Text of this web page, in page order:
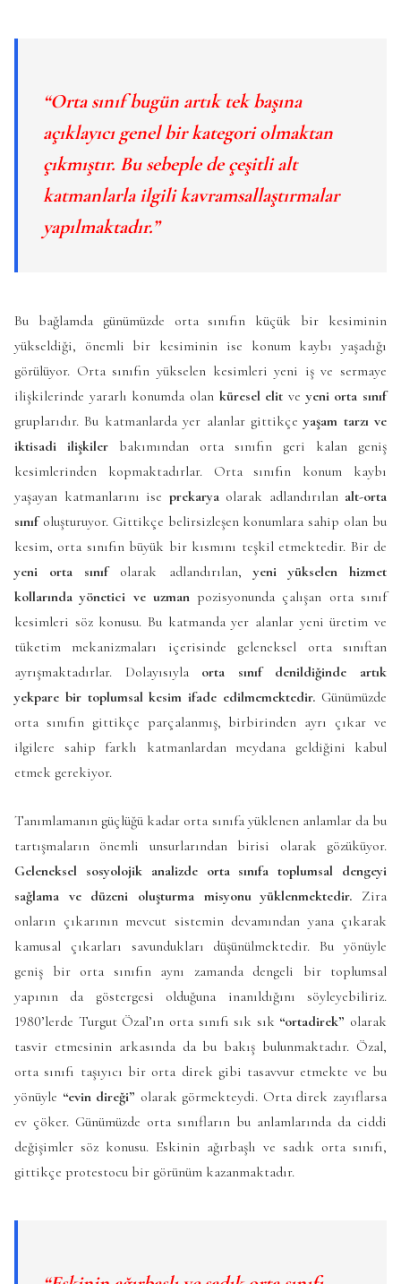
“Orta sınıf bugün artık tek başına
açıklayıcı genel bir kategori olmaktan
çıkmıştır. Bu sebeple de çeşitli alt
katmanlarla ilgili kavramsallaştırmalar
yapılmaktadır.”
Bu bağlamda günümüzde orta sınıfın küçük bir kesiminin
yükseldiği, önemli bir kesiminin ise konum kaybı yaşadığı
görülüyor. Orta sınıfın yükselen kesimleri yeni iş ve sermaye
ilişkilerinde yararlı konumda olan küresel elit veyeni orta sınıf
gruplarıdır. Bu katmanlarda yer alanlar gittikçeyaşam tarzı ve
iktisadi ilişkiler bakımından orta sınıfın geri kalan geniş
kesimlerinden kopmaktadırlar. Orta sınıfın konum kaybı
yaşayan katmanlarını ise prekaryaolarak adlandırılan alt-orta
sınıfoluşturuyor. Gittikçe belirsizleşen konumlara sahip olan bu
kesim, orta sınıfın büyük bir kısmını teşkil etmektedir. Bir de
yeni orta sınıfolarak adlandırılan,yeni yükselen hizmet
kollarında yönetici ve uzmanpozisyonunda çalışan orta sınıf
kesimleri söz konusu. Bu katmanda yer alanlar yeni üretim ve
tüketim mekanizmaları içerisinde geleneksel orta sınıftan
ayrışmaktadırlar. Dolayısıyla orta sınıf denildiğinde artık
yekpare bir toplumsal kesim ifade edilmemektedir. Günümüzde
orta sınıfın gittikçe parçalanmış, birbirinden ayrı çıkar ve
ilgilere sahip farklı katmanlardan meydana geldiğini kabul
etmek gerekiyor.
Tanımlamanın güçlüğü kadar orta sınıfa yüklenen anlamlar da bu
tartışmaların önemli unsurlarından birisi olarak gözüküyor.
Geleneksel sosyolojik analizde orta sınıfa toplumsal dengeyi
sağlama ve düzeni oluşturma misyonu yüklenmektedir. Zira
onların çıkarının mevcut sistemin devamından yana çıkarak
kamusal çıkarları savundukları düşünülmektedir. Bu yönüyle
geniş bir orta sınıfın aynı zamanda dengeli bir toplumsal
yapının da göstergesi olduğuna inanıldığını söyleyebiliriz.
1980’lerde Turgut Özal’ın orta sınıfı sık sık “ortadirek” olarak
tasvir etmesinin arkasında da bu bakış bulunmaktadır. Özal,
orta sınıfı taşıyıcı bir orta direk gibi tasavvur etmekte ve bu
yönüyle “evin direği” olarak görmekteydi. Orta direk zayıflarsa
ev çöker. Günümüzde orta sınıfların bu anlamlarında da ciddi
değişimler söz konusu. Eskinin ağırbaşlı ve sadık orta sınıfı,
gittikçe protestocu bir görünüm kazanmaktadır.